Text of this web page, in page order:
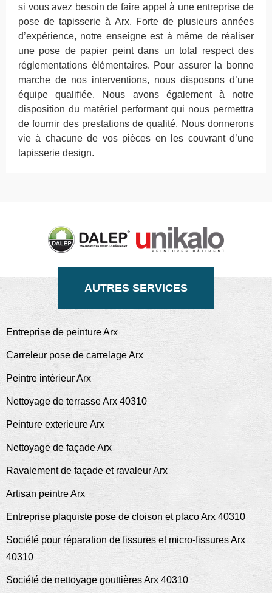
si vous avez besoin de faire appel à une entreprise de
pose de tapisserie à Arx. Forte de plusieurs années
d’expérience, notre enseigne est à même de réaliser
une pose de papier peint dans un total respect des
réglementations élémentaires. Pour assurer la bonne
marche de nos interventions, nous disposons d’une
équipe qualifiée. Nous avons également à notre
disposition du matériel performant qui nous permettra
de fournir des prestations de qualité. Nous donnerons
vie à chacune de vos pièces en les couvrant d’une
tapisserie design.
AUTRES SERVICES
Entreprise de peinture Arx
Carreleur pose de carrelage Arx
Peintre intérieur Arx
Nettoyage de terrasse Arx 40310
Peinture exterieure Arx
Nettoyage de façade Arx
Ravalement de façade et ravaleur Arx
Artisan peintre Arx
Entreprise plaquiste pose de cloison et placo Arx 40310
Société pour réparation de fissures et micro-fissures Arx
40310
Société de nettoyage gouttières Arx 40310